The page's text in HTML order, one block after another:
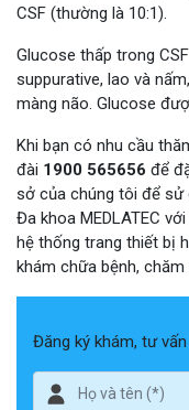
CSF (thường là 10:1).
Glucose thấp trong
suppurative, lao và
màng não. Glucose
Khi bạn có nhu cầu
đài 1900 565656 để
sở của chúng tôi để sử
Đa khoa MEDLATEC
hệ thống trang thiết bị
khám chữa bệnh,
Đăng ký khám, tư vấn